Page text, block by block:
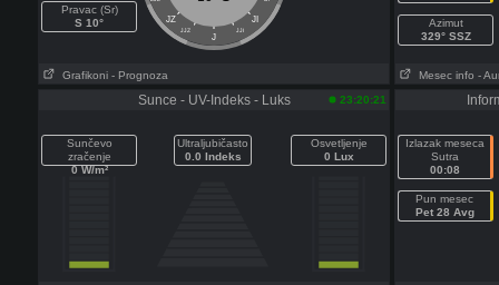
Pravac (Sr)
S 10°
JZ JI
JJZ JJI
J
Grafikoni - Prognoza
Azimut
329° SSZ
Mesec info -
Sunce - UV-Indeks - Luks 23:20:21
Sunčevo
zračenje
0 W/m²
Ultraljubičasto
0.0 Indeks
Osvetljenje
0 Lux
Izlazak meseca
Sutra
00:08
Pun mesec
Pet 28 Avg